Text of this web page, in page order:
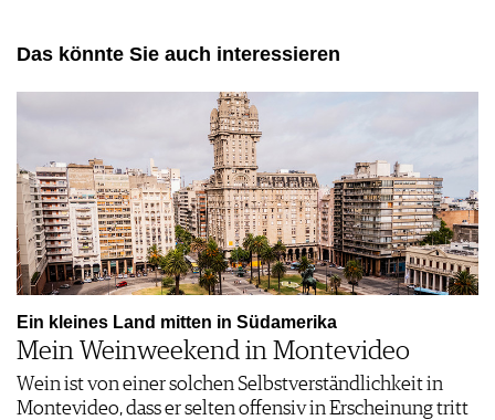
Das könnte Sie auch interessieren
Ein kleines Land mitten in Südamerika
Mein Weinweekend in Montevideo
Wein ist von einer solchen Selbstverständlichkeit in
Montevideo, dass er selten offensiv in Erscheinung tritt